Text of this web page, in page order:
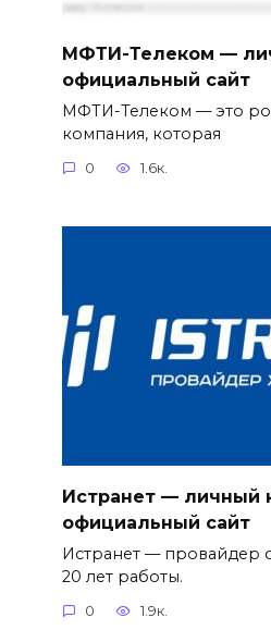
МФТИ-Телеком —
официальный сайт
МФТИ-Телеком — это
компания, которая
0 1.6к.
Истранет — личный
официальный сайт
Истранет — провайдер
20 лет работы.
0 1.9к.